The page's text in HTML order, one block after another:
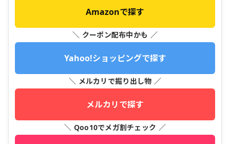
Amazonで探す
＼ クーポン配布中かも ／
Yahoo!ショッピングで探す
＼ メルカリで掘り出し物 ／
メルカリで探す
＼ Qoo10でメガ割チェック ／